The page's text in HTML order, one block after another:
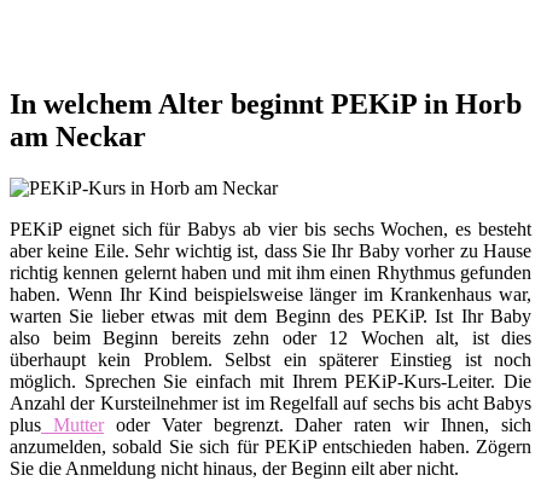
In welchem Alter beginnt PEKiP in Horb
am Neckar
PEKiP eignet sich für Babys ab vier bis sechs Wochen, es besteht
aber keine Eile. Sehr wichtig ist, dass Sie Ihr Baby vorher zu Hause
richtig kennen gelernt haben und mit ihm einen Rhythmus gefunden
haben. Wenn Ihr Kind beispielsweise länger im Krankenhaus war,
warten Sie lieber etwas mit dem Beginn des PEKiP. Ist Ihr Baby
also beim Beginn bereits zehn oder 12 Wochen alt, ist dies
überhaupt kein Problem. Selbst ein späterer Einstieg ist noch
möglich. Sprechen Sie einfach mit Ihrem PEKiP-Kurs-Leiter. Die
Anzahl der Kursteilnehmer ist im Regelfall auf sechs bis acht Babys
plus Mutteroder Vater begrenzt. Daher raten wir Ihnen, sich
anzumelden, sobald Sie sich für PEKiP entschieden haben. Zögern
Sie die Anmeldung nicht hinaus, der Beginn eilt aber nicht.